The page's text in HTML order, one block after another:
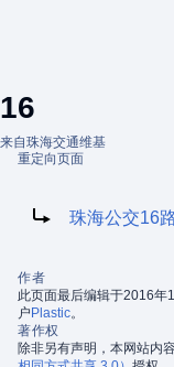
16
来自珠海交通维基
重定向页面
珠海公交16
作者
此页面最后编辑于2016年
户 Plastic。
著作权
除非另有声明，本网站内